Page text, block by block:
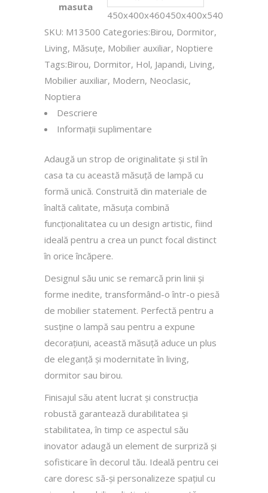
masuta
450х400х460450х400х540
SKU: M13500 Categories:Birou, Dormitor,
Living, Măsuţe, Mobilier auxiliar, Noptiere
Tags:Birou, Dormitor, Hol, Japandi, Living,
Mobilier auxiliar, Modern, Neoclasic,
Noptiera
Descriere
Informații suplimentare
Adaugă un strop de originalitate și stil în
casa ta cu această măsuță de lampă cu
formă unică. Construită din materiale de
înaltă calitate, măsuța combină
funcționalitatea cu un design artistic, fiind
ideală pentru a crea un punct focal distinct
în orice încăpere.
Designul său unic se remarcă prin linii și
forme inedite, transformând-o într-o piesă
de mobilier statement. Perfectă pentru a
susține o lampă sau pentru a expune
decorațiuni, această măsuță aduce un plus
de eleganță și modernitate în living,
dormitor sau birou.
Finisajul său atent lucrat și construcția
robustă garantează durabilitatea și
stabilitatea, în timp ce aspectul său
inovator adaugă un element de surpriză și
sofisticare în decorul tău. Ideală pentru cei
care doresc să-și personalizeze spațiul cu